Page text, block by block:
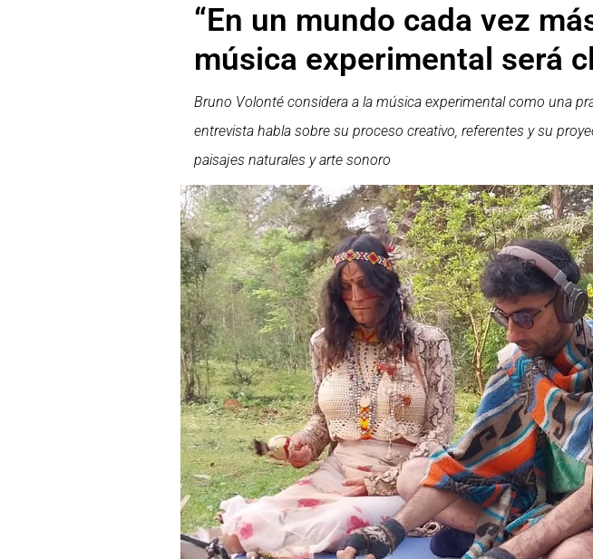
“En un mundo cada vez
música experimental será
Bruno Volonté considera a la música experimental como una
entrevista habla sobre su proceso creativo, referentes y su
paisajes naturales y arte sonoro